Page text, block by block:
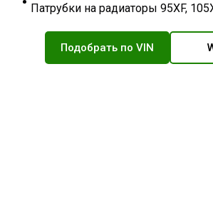
Патрубки на радиаторы 95XF,
Подобрать по VIN